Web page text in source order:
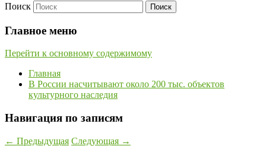
Поиск
Главное меню
Перейти к основному содержимому
Главная
В России насчитывают около 200 тыс. объектов
культурного наследия
Навигация по записям
← Предыдущая Следующая →